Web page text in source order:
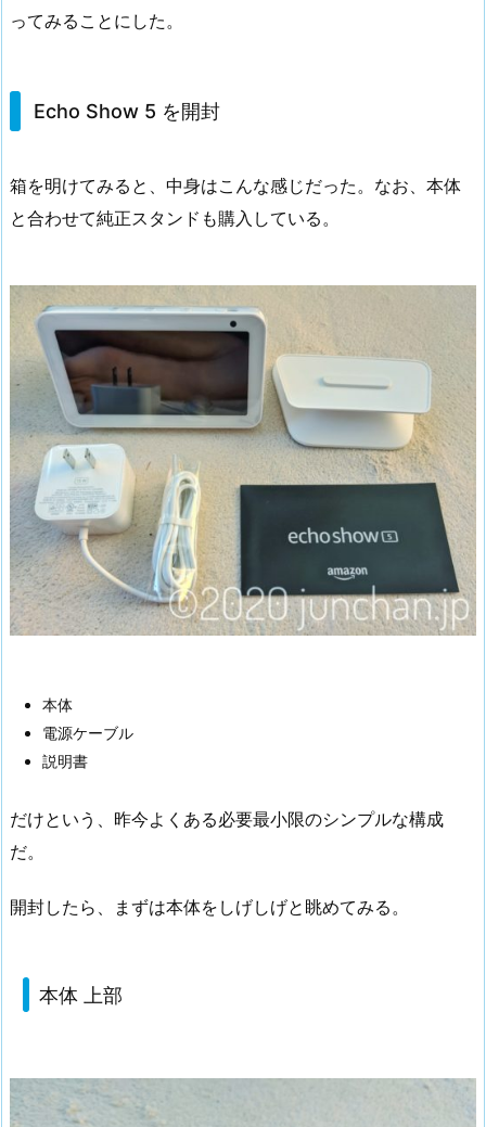
ってみることにした。
Echo Show 5 を開封
箱を明けてみると、中身はこんな感じだった。なお、本体
と合わせて純正スタンドも購入している。
本体
電源ケーブル
説明書
だけという、昨今よくある必要最小限のシンプルな構成
だ。
開封したら、まずは本体をしげしげと眺めてみる。
本体 上部